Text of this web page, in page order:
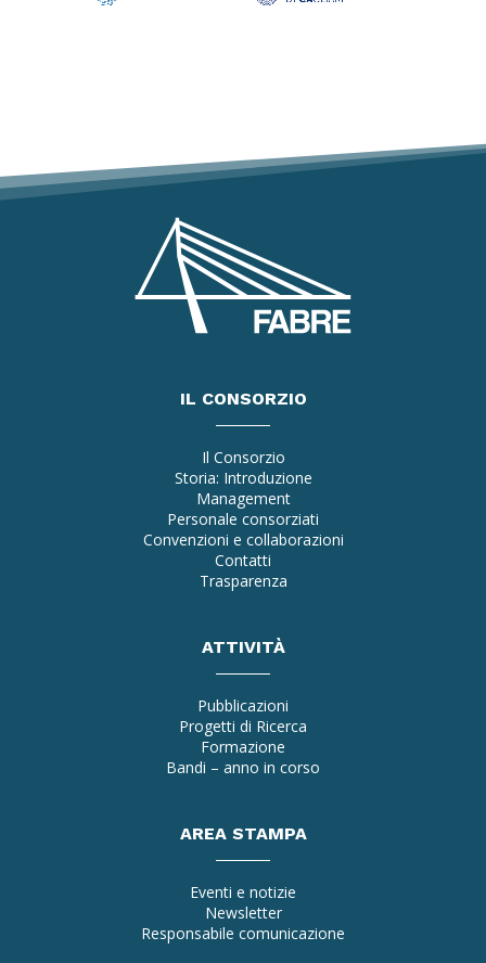
IL CONSORZIO
Il Consorzio
Storia: Introduzione
Management
Personale consorziati
Convenzioni e collaborazioni
Contatti
Trasparenza
ATTIVITÀ
Pubblicazioni
Progetti di Ricerca
Formazione
Bandi – anno in corso
AREA STAMPA
Eventi e notizie
Newsletter
Responsabile comunicazione